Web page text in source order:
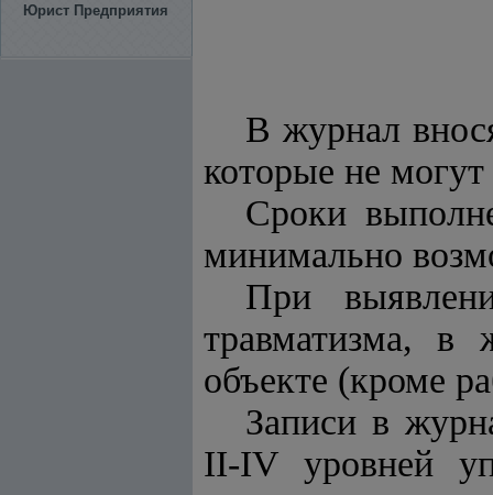
Юрист Предприятия
В журнал
которые не
Сроки
минимально
При
травматизма, в
объекте (кроме
Записи в
II-IV уровней